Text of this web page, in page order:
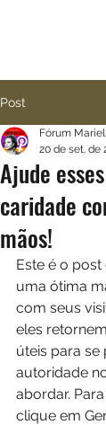
Post
Ajude
caridade
mãos!
Fórum
20 de set. de
Este é o
uma ótima
com seus
eles
úteis para
autoridade
abordar.
clique em